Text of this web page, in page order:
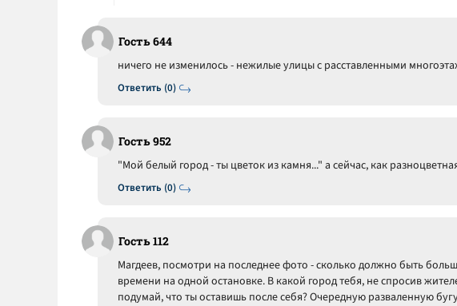
Гость 644
Ответить (0)
ничего не изменилось - нежилые улицы с расставленными
Гость 952
Ответить (0)
"Мой белый город - ты цветок из камня..." а сейчас, как
Гость 112
Магдеев, посмотри на последнее фото - сколько должно быть
времени на одной остановке. В какой город тебя, не спросив
подумай, что ты оставишь после себя? Очередную разваленную